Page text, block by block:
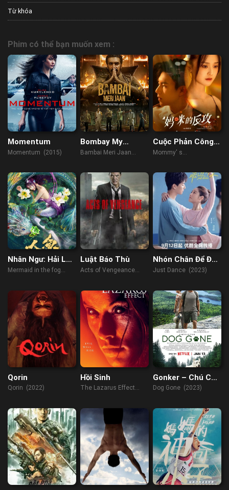
Từ khóa
Phim có thể bạn muốn xem :
Momentum
Momentum (2015)
Bombay My
Beloved
Bambai Meri Jaan
Cuộc Phản Công
Của Mẹ
Mommy' s
Nhân Ngư: Hải Lao
Vật Quái
Mermaid in the fog
Luật Báo Thù
Acts of Vengeance
Nhón Chân Để Đến
Gần Người
Just Dance (2023)
Qorin
Qorin (2022)
Hồi Sinh
The Lazarus Effect
Gonker – Chú Chó
Mất Tích
Dog Gone (2023)